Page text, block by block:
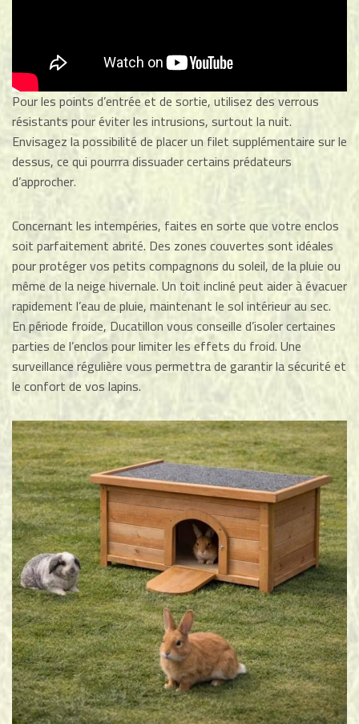
Pour les points d’entrée et de sortie, utilisez des verrous
résistants pour éviter les intrusions, surtout la nuit.
Envisagez la possibilité de placer un filet supplémentaire sur le
dessus, ce qui pourrra dissuader certains prédateurs
d’approcher.
Concernant les intempéries, faites en sorte que votre enclos
soit parfaitement abrité. Des zones couvertes sont idéales
pour protéger vos petits compagnons du soleil, de la pluie ou
même de la neige hivernale. Un toit incliné peut aider à évacuer
rapidement l’eau de pluie, maintenant le sol intérieur au sec.
En période froide, Ducatillon vous conseille d’isoler certaines
parties de l’enclos pour limiter les effets du froid. Une
surveillance régulière vous permettra de garantir la sécurité et
le confort de vos lapins.